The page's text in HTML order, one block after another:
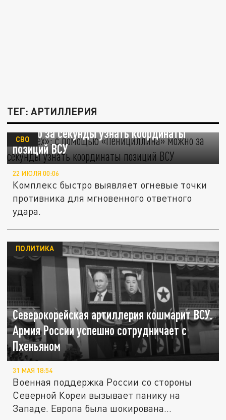
ТЕГ: АРТИЛЛЕРИЯ
«Ростех»: с помощью «Пенициллина»
можно за секунды узнать координаты
позиций ВСУ
СВО
22 ИЮЛЯ 00:06
Комплекс быстро выявляет огневые точки
противника для мгновенного ответного
удара.
Северокорейская артиллерия кошмарит ВСУ.
Армия России успешно сотрудничает с
Пхеньяном
ПОЛИТИКА
31 МАЯ 18:54
Военная поддержка России со стороны
Северной Кореи вызывает панику на
Западе. Европа была шокирована...